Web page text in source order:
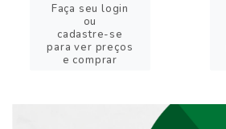
Faça seu login
ou
cadastre-se
para ver preços
e comprar